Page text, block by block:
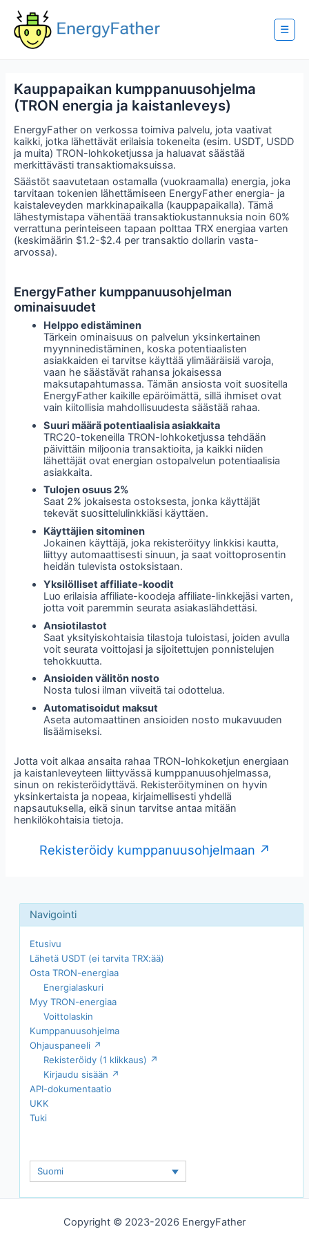
content
☰
Kauppapaikan kumppanuusohjelma
(TRON energia ja kaistanleveys)
EnergyFather on verkossa toimiva palvelu, jota vaativat
kaikki, jotka lähettävät erilaisia tokeneita (esim. USDT, USDD
ja muita) TRON-lohkoketjussa ja haluavat säästää
merkittävästi transaktiomaksuissa.
Säästöt saavutetaan ostamalla (vuokraamalla) energia, joka
tarvitaan tokenien lähettämiseen EnergyFather energia- ja
kaistaleveyden markkinapaikalla (kauppapaikalla). Tämä
lähestymistapa vähentää transaktiokustannuksia noin 60%
verrattuna perinteiseen tapaan polttaa TRX energiaa varten
(keskimäärin $1.2-$2.4 per transaktio dollarin vasta-
arvossa).
EnergyFather kumppanuusohjelman
ominaisuudet
Helppo edistäminen
Tärkein ominaisuus on palvelun yksinkertainen
myynninedistäminen, koska potentiaalisten
asiakkaiden ei tarvitse käyttää ylimääräisiä varoja,
vaan he säästävät rahansa jokaisessa
maksutapahtumassa. Tämän ansiosta voit suositella
EnergyFather kaikille epäröimättä, sillä ihmiset ovat
vain kiitollisia mahdollisuudesta säästää rahaa.
Suuri määrä potentiaalisia asiakkaita
TRC20-tokeneilla TRON-lohkoketjussa tehdään
päivittäin miljoonia transaktioita, ja kaikki niiden
lähettäjät ovat energian ostopalvelun potentiaalisia
asiakkaita.
Tulojen osuus 2%
Saat 2% jokaisesta ostoksesta, jonka käyttäjät
tekevät suosittelulinkkiäsi käyttäen.
Käyttäjien sitominen
Jokainen käyttäjä, joka rekisteröityy linkkisi kautta,
liittyy automaattisesti sinuun, ja saat voittoprosentin
heidän tulevista ostoksistaan.
Yksilölliset affiliate-koodit
Luo erilaisia affiliate-koodeja affiliate-linkkejäsi varten,
jotta voit paremmin seurata asiakaslähdettäsi.
Ansiotilastot
Saat yksityiskohtaisia tilastoja tuloistasi, joiden avulla
voit seurata voittojasi ja sijoitettujen ponnistelujen
tehokkuutta.
Ansioiden välitön nosto
Nosta tulosi ilman viiveitä tai odottelua.
Automatisoidut maksut
Aseta automaattinen ansioiden nosto mukavuuden
lisäämiseksi.
Jotta voit alkaa ansaita rahaa TRON-lohkoketjun energiaan
ja kaistanleveyteen liittyvässä kumppanuusohjelmassa,
sinun on rekisteröidyttävä. Rekisteröityminen on hyvin
yksinkertaista ja nopeaa, kirjaimellisesti yhdellä
napsautuksella, eikä sinun tarvitse antaa mitään
henkilökohtaisia tietoja.
Rekisteröidy kumppanuusohjelmaan ↗
Etusivu
Lähetä USDT (ei tarvita TRX:ää)
Osta TRON-energiaa
Energialaskuri
Myy TRON-energiaa
Voittolaskin
Kumppanuusohjelma
Ohjauspaneeli ↗
Rekisteröidy (1 klikkaus) ↗
Kirjaudu sisään ↗
API-dokumentaatio
UKK
Tuki
Suomi
Copyright © 2023-2026 EnergyFather